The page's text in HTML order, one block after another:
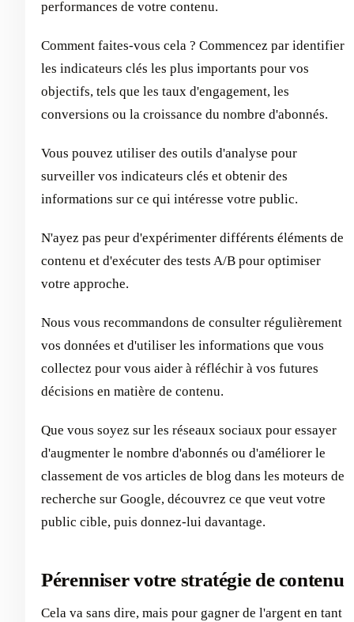
performances de votre contenu.
Comment faites-vous cela ? Commencez par identifier
les indicateurs clés les plus importants pour vos
objectifs, tels que les taux d'engagement, les
conversions ou la croissance du nombre d'abonnés.
Vous pouvez utiliser des outils d'analyse pour
surveiller vos indicateurs clés et obtenir des
informations sur ce qui intéresse votre public.
N'ayez pas peur d'expérimenter différents éléments de
contenu et d'exécuter des tests A/B pour optimiser
votre approche.
Nous vous recommandons de consulter régulièrement
vos données et d'utiliser les informations que vous
collectez pour vous aider à réfléchir à vos futures
décisions en matière de contenu.
Que vous soyez sur les réseaux sociaux pour essayer
d'augmenter le nombre d'abonnés ou d'améliorer le
classement de vos articles de blog dans les moteurs de
recherche sur Google, découvrez ce que veut votre
public cible, puis donnez-lui davantage.
Pérenniser votre stratégie de contenu
Cela va sans dire, mais pour gagner de l'argent en tant